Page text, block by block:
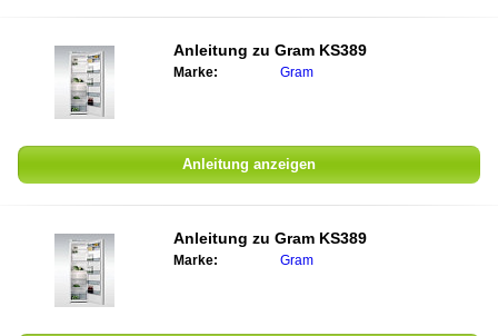
Anleitung zu Gram KS389
Marke: Gram
Anleitung anzeigen
Anleitung zu Gram KS389
Marke: Gram